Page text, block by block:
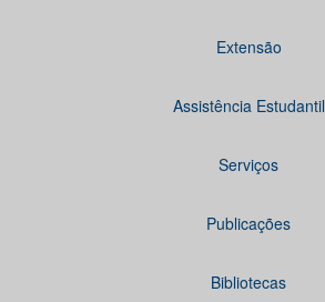
Extensão
Assistência Estudantil
Serviços
Publicações
Bibliotecas